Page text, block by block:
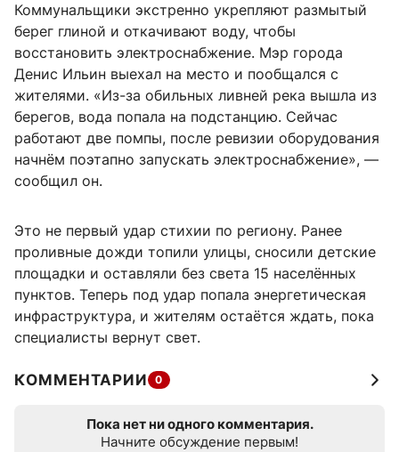
Коммунальщики экстренно укрепляют размытый
берег глиной и откачивают воду, чтобы
восстановить электроснабжение. Мэр города
Денис Ильин выехал на место и пообщался с
жителями. «Из-за обильных ливней река вышла из
берегов, вода попала на подстанцию. Сейчас
работают две помпы, после ревизии оборудования
начнём поэтапно запускать электроснабжение», —
сообщил он.
Это не первый удар стихии по региону. Ранее
проливные дожди топили улицы, сносили детские
площадки и оставляли без света 15 населённых
пунктов. Теперь под удар попала энергетическая
инфраструктура, и жителям остаётся ждать, пока
специалисты вернут свет.
КОММЕНТАРИИ 0
Пока нет ни одного комментария.
Начните обсуждение первым!